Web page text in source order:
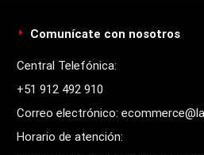
Comunícate con nosotros
Central Telefónica:
+51 912 492 910
Correo electrónico:
Horario de atención: